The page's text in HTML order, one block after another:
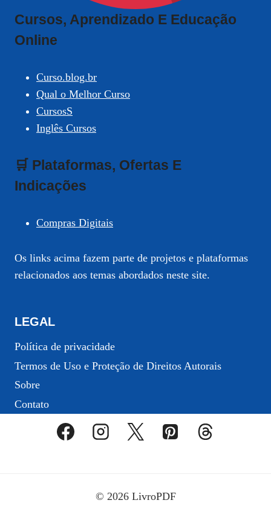
Cursos, Aprendizado E Educação
Online
Curso.blog.br
Qual o Melhor Curso
CursosS
Inglês Cursos
🛒 Plataformas, Ofertas E
Indicações
Compras Digitais
Os links acima fazem parte de projetos e plataformas
relacionados aos temas abordados neste site.
LEGAL
Política de privacidade
Termos de Uso e Proteção de Direitos Autorais
Sobre
Contato
© 2026 LivroPDF